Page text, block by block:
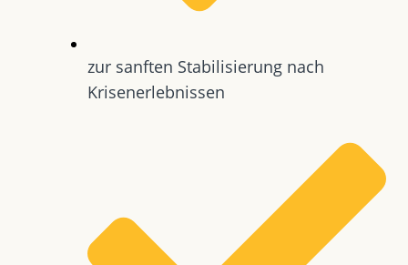
zur sanften Stabilisierung nach
Krisenerlebnissen